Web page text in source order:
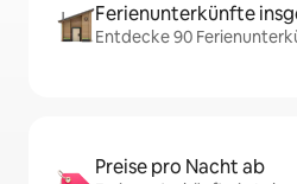
Ferienunterkünfte
Entdecke 90
Preise pro Nacht ab